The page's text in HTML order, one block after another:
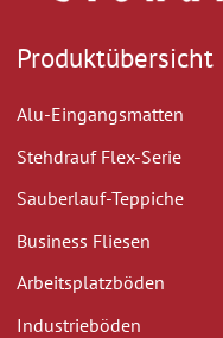
Produktübersicht
Alu-Eingangsmatten
Stehdrauf Flex-Serie
Sauberlauf-Teppiche
Business Fliesen
Arbeitsplatzböden
Industrieböden